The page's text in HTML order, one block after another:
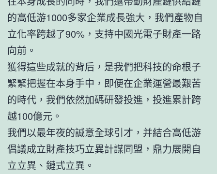
的高低游1000多家企業成長強大，我們產物自
立化率跨越了90%，支持中國光電子財產一路
向前。
獲得這些成就的背后，是我們把科技的命根子
緊緊把握在本身手中，即便在企業運營最艱苦
的時代，我們依然加碼研發投進，投進累計跨
越100億元。
我們以最年夜的誠意全球引才，并結合高低游
倡議成立財產技巧立異計謀同盟，鼎力展開自
立立異、鏈式立異。